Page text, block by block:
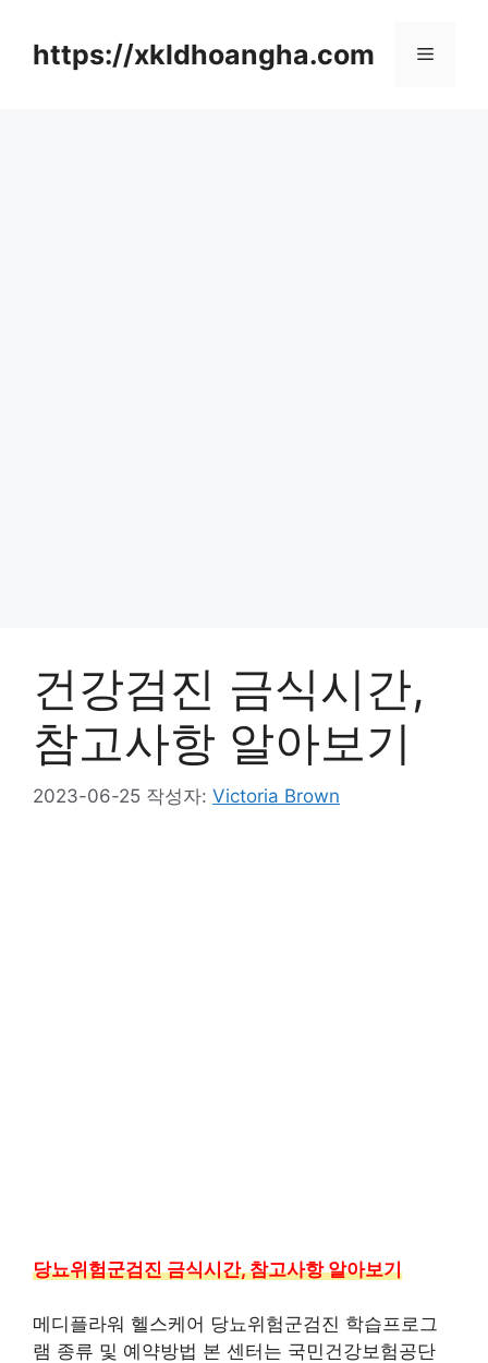
https://xkldhoangha.com 메
건강검진 금식시간,
참고사항 알아보기
2023-06-25 작성자: Victoria Brown
당뇨위험군검진 금식시간, 참고사항 알아보기
메디플라워 헬스케어 당뇨위험군검진 학습프로그
램 종류 및 예약방법 본 센터는 국민건강보험공단